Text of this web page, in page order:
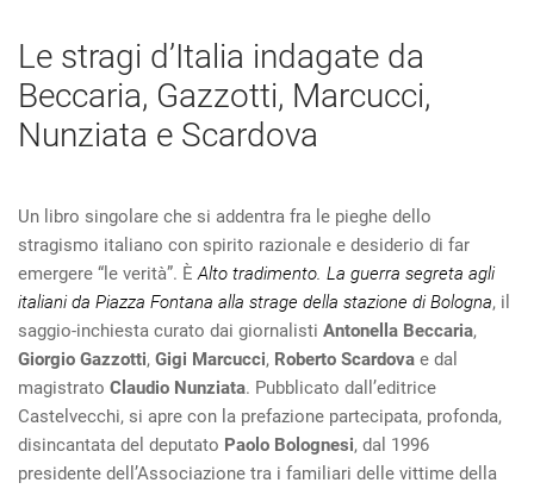
Le stragi d’Italia indagate da
Beccaria, Gazzotti, Marcucci,
Nunziata e Scardova
Un libro singolare che si addentra fra le pieghe dello
stragismo italiano con spirito razionale e desiderio di far
emergere “le verità”. ÈAlto tradimento. La guerra segreta agli
italiani da Piazza Fontana alla strage della stazione di Bologna, il
saggio-inchiesta curato dai giornalisti Antonella Beccaria,
Giorgio Gazzotti, Gigi Marcucci, Roberto Scardova e dal
magistrato Claudio Nunziata. Pubblicato dall’editrice
Castelvecchi, si apre con la prefazione partecipata, profonda,
disincantata del deputato Paolo Bolognesi, dal 1996
presidente dell’Associazione tra i familiari delle vittime della